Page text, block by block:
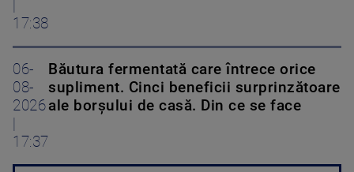
17:38
06-
08-
2026
17:37
Băutura fermentată care întrece orice
supliment. Cinci beneficii surprinzătoare
ale borșului de casă. Din ce se face